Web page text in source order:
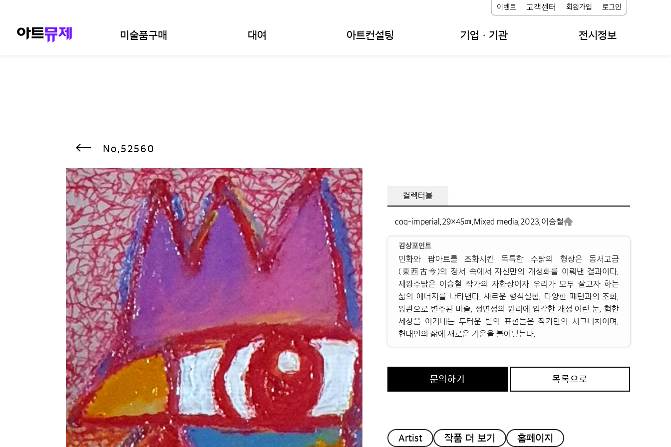
미술품구매 대여 아트컨설팅 기업ㆍ기관 전시정보
이벤트 고객센터 회원가입 로그인
52560
컬렉터블
coq-imperial, 29×45㎝, Mixed media, 2023, 이승철
감상포인트
민화와 팝아트를 조화시킨 독특한 수탉의 형상은 동서고금
(東西古今)의 정서 속에서 자신만의 개성화를 이뤄낸 결과이다.
제왕수탉은 이승철 작가의 자화상이자 우리가 모두 살고자 하는
삶의 에너지를 나타낸다. 새로운 형식실험, 다양한 패턴과의 조화,
왕관으로 변주된 벼슬, 정면성의 원리에 입각한 개성 어린 눈, 험한
세상을 이겨내는 두터운 발의 표현들은 작가만의 시그니처이며,
현대인의 삶에 새로운 기운을 불어넣는다.
문의하기 목록으로
Artist 작품 더 보기 홈페이지